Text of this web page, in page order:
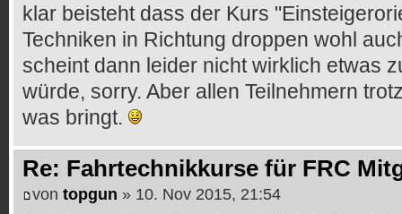
klar beisteht dass der Kurs
Techniken in Richtung droppen wohl
scheint dann leider nicht wirklich etwas
würde, sorry. Aber allen Teilnehmern
was bringt.
Re: Fahrtechnikkurse für FRC
von topgun » 10. Nov 2015, 21:54